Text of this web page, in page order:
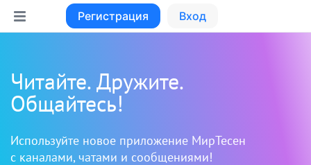
Регистрация Вход
Читайте. Дружите.
Общайтесь!
Используйте новое приложение МирТесен
с каналами, чатами и сообщениями!